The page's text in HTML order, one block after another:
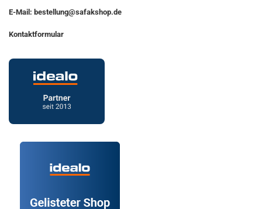
E-Mail: bestellung@safakshop.de
Kontaktformular